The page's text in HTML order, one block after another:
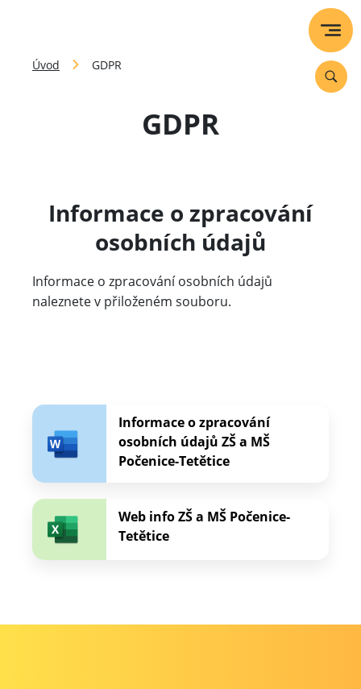
Úvod GDPR
GDPR
Informace o zpracování
osobních údajů
Informace o zpracování osobních údajů
naleznete v přiloženém souboru.
Informace o zpracování
osobních údajů ZŠ a MŠ
Počenice-Tetětice
Web info ZŠ a MŠ Počenice-
Tetětice